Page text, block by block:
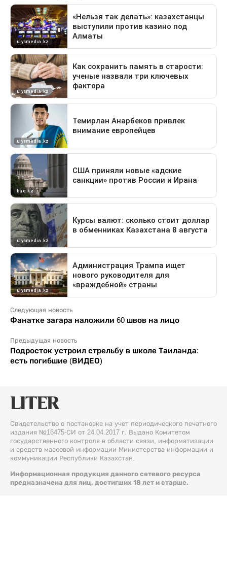
Следующая новость
Фанатке загара наложили 60 швов на лицо
Предыдущая новость
Подросток устроил стрельбу в школе Таиланда:
есть погибшие (ВИДЕО)
Свидетельство о постановке на учет периодического печатного
издания №16475-СИ от 24.04.2017 г. Выдано Комитетом
государственного контроля в области связи, информатизации
и средств массовой информации Министерства информации и
коммуникации Республики Казахстан.
Информационная продукция данного сетевого ресурса
предназначена для лиц, достигших 18 лет и старше.